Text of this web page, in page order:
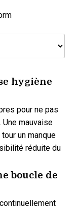
hygiène
pour ne pas
. Une mauvaise
un manque
réduite du
boucle de